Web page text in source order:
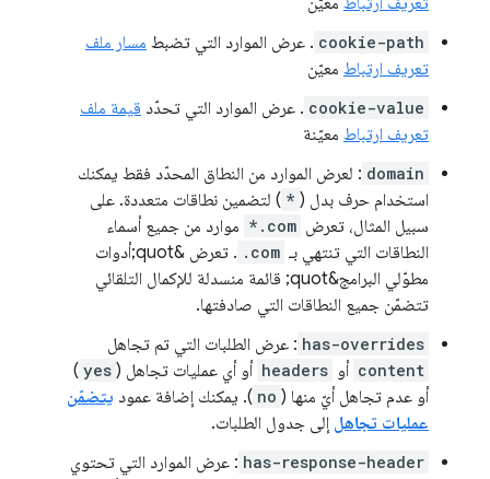
cookie-path . عرض الموارد التي تضبط مسار ملف
تعريف ارتباط معيّن
cookie-value . عرض الموارد التي تحدّد قيمة ملف
تعريف ارتباط معيّنة
domain : لعرض الموارد من النطاق المحدّد فقط يمكنك
استخدام حرف بدل ( * ) لتضمين نطاقات متعددة. على
سبيل المثال، تعرض *.com موارد من جميع أسماء
النطاقات التي تنتهي بـ .com
. تعرض &quot;أدوات
مطوّلي البرامج&quot; قائمة منسدلة للإكمال التلقائي
تتضمّن جميع النطاقات التي صادفتها.
has-overrides : عرض الطلبات التي تم تجاهل
content أو headers أو أي عمليات تجاهل ( yes
)
أو عدم تجاهل أيّ منها ( no ). يمكنك إضافة عمود يتضمّن
عمليات تجاهل إلى جدول الطلبات.
has-response-header : عرض الموارد التي تحتوي